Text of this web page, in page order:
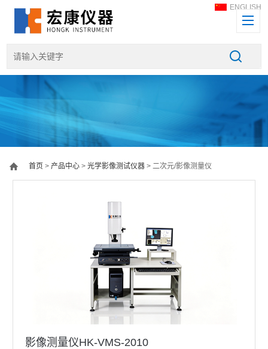
ENGLISH
首页 >产品中心 >光学影像测试仪器 > 二次元/影像测量仪
影像测量仪HK-VMS-2010